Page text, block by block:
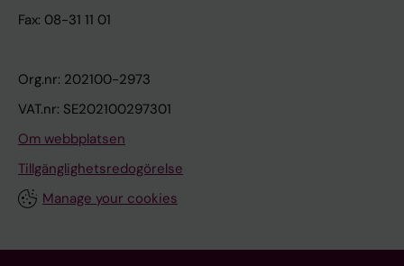
Fax: 08-31 11 01
Org.nr: 202100-2973
VAT.nr: SE202100297301
Om webbplatsen
Tillgänglighetsredogörelse
Manage your cookies